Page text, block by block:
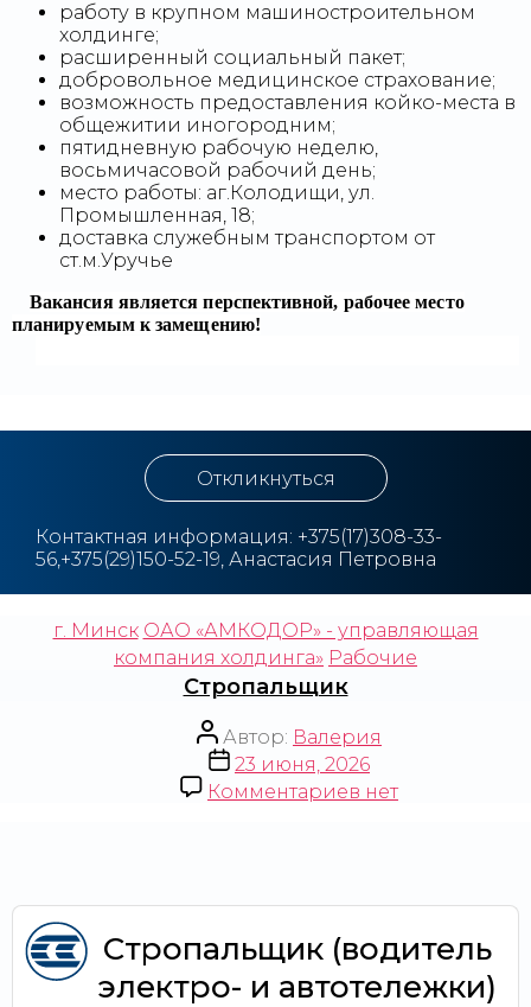
работу в крупном машиностроительном
холдинге;
расширенный социальный пакет;
добровольное медицинское страхование;
возможность предоставления койко-места в
общежитии иногородним;
пятидневную рабочую неделю,
восьмичасовой рабочий день;
место работы: аг.Колодищи, ул.
Промышленная, 18;
доставка служебным транспортом от
ст.м.Уручье
Вакансия является перспективной, рабочее место
планируемым к замещению!
Откликнуться
Контактная информация: +375(17)308-33-
56,+375(29)150-52-19, Анастасия Петровна
г. Минск ОАО «АМКОДОР» - управляющая
компания холдинга» Рабочие
Стропальщик
Автор: Валерия
23 июня, 2026
Комментариев нет
Стропальщик (водитель
электро- и автотележки)